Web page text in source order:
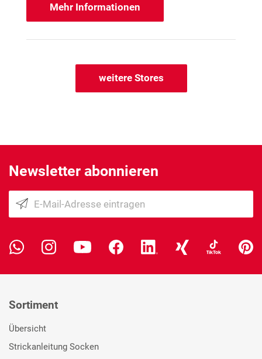
Mehr Informationen
weitere Stores
Newsletter abonnieren
Sortiment
Übersicht
Strickanleitung Socken